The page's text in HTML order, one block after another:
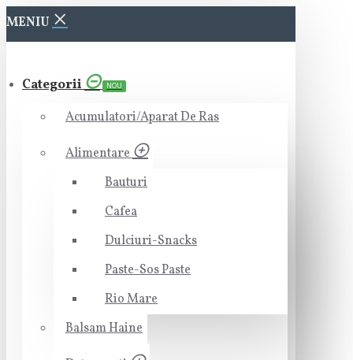
MENIU
Categorii NOU
Acumulatori/Aparat De Ras
Alimentare
Bauturi
Cafea
Dulciuri-Snacks
Paste-Sos Paste
Rio Mare
Balsam Haine